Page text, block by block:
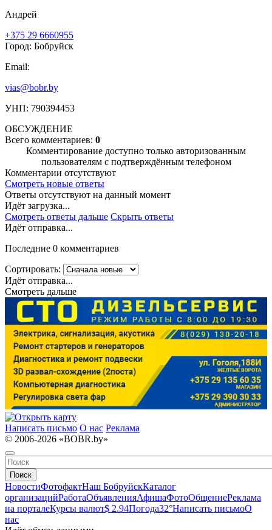
Андрей
+375 29 6660955
Город: Бобруйск
Email:
vias@bobr.by
УНП: 790394453
ОБСУЖДЕНИЕ
Всего комментариев: 0
Комментирование доступно только авторизованным
пользователям с подтверждённым телефоном
Комментарии отсутствуют
Смотреть новые ответы
Ответы отсутствуют на данный момент
Идёт загрузка...
Смотреть ответы дальше Скрыть ответы
Идёт отправка...
Последние 0 комментариев
Сортировать:
Идёт отправка...
Смотреть дальше
Написать письмо О нас Реклама
© 2006-2026 «BOBR.by»
Поиск
НовостиФотофактНаш БобруйскКаталог
организацийРаботаОбъявленияАфишаФотоОбщениеРеклама
на порталеКурсы валют$ 2.94Погода32°Написать письмоО
нас